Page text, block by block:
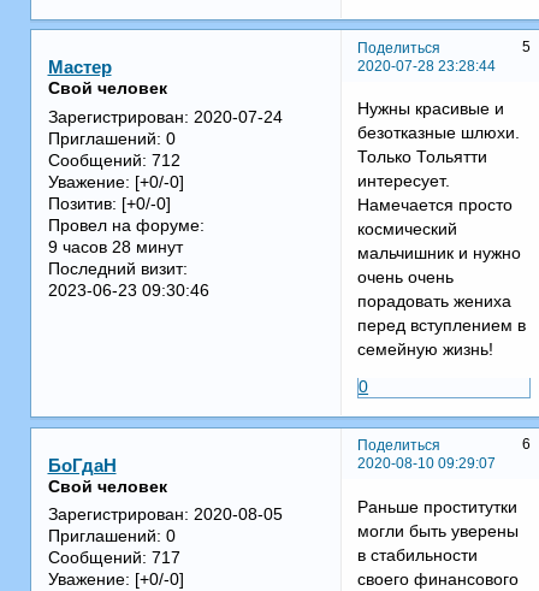
Поделиться
5
2020-07-28 23:28:44
Мастер
Свой человек
Зарегистрирован: 2020-07-24
Приглашений: 0
Сообщений: 712
Уважение: [+0/-0]
Позитив: [+0/-0]
Провел на форуме:
9 часов 28 минут
Последний визит:
2023-06-23 09:30:46
Нужны красивые и
безотказные шлюхи.
Только Тольятти
интересует.
Намечается просто
космический
мальчишник и нужно
очень очень
порадовать жениха
перед вступлением в
семейную жизнь!
0
Поделиться
6
2020-08-10 09:29:07
БоГдаН
Свой человек
Зарегистрирован: 2020-08-05
Приглашений: 0
Сообщений: 717
Уважение: [+0/-0]
Раньше проститутки
могли быть уверены
в стабильности
своего финансового